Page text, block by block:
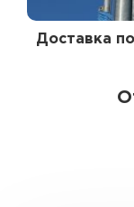
Доставка